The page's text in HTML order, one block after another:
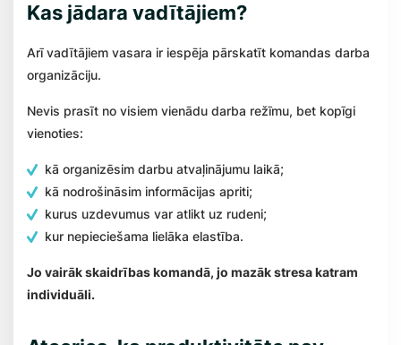
Kas jādara vadītājiem?
Arī vadītājiem vasara ir iespēja pārskatīt komandas darba
organizāciju.
Nevis prasīt no visiem vienādu darba režīmu, bet kopīgi
vienoties:
kā organizēsim darbu atvaļinājumu laikā;
kā nodrošināsim informācijas apriti;
kurus uzdevumus var atlikt uz rudeni;
kur nepieciešama lielāka elastība.
Jo vairāk skaidrības komandā, jo mazāk stresa katram
individuāli.